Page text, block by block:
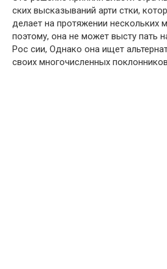
ских высказываний арти стки,
делает на протяжении нескольких
поэтому, она не может высту пать
Рос сии, Однако она ищет
своих многочисленных